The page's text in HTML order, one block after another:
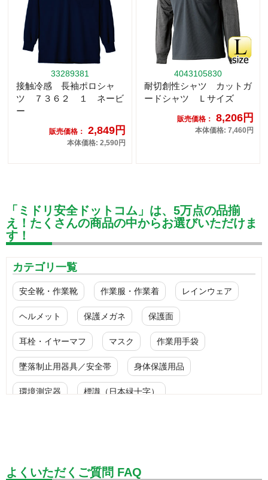
33289381
接触冷感 長袖ポロシャ
ツ ７３６２ １ ネービ
ー
販売価格： 2,849円
本体価格: 2,590円
4043105830
耐切創性シャツ カットガ
ードシャツ Ｌサイズ
販売価格： 8,206円
本体価格: 7,460円
「ミドリ安全ドットコム」は、5万点の品揃
え！たくさんの商品の中からお選びいただけま
す！
カテゴリ一覧
安全靴・作業靴 作業服・作業着 レインウェア
ヘルメット 保護メガネ 保護面
耳栓・イヤーマフ マスク 作業用手袋
墜落制止用器具／安全帯 身体保護用品
環境測定器 標識（日本緑十字）
設備用品・作業補助用品 工事作業用品
よくいただくご質問 FAQ